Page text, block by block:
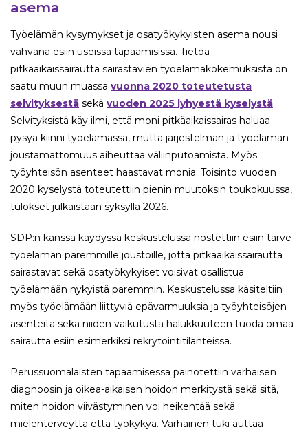
asema
Työelämän kysymykset ja osatyökykyisten asema nousi
vahvana esiin useissa tapaamisissa. Tietoa
pitkäaikaissairautta sairastavien työelämäkokemuksista on
saatu muun muassa vuonna 2020 toteutetusta
selvityksestä sekä vuoden 2025 lyhyestä kyselystä.
Selvityksistä käy ilmi, että moni pitkäaikaissairas haluaa
pysyä kiinni työelämässä, mutta järjestelmän ja työelämän
joustamattomuus aiheuttaa väliinputoamista. Myös
työyhteisön asenteet haastavat monia. Toisinto vuoden
2020 kyselystä toteutettiin pienin muutoksin toukokuussa,
tulokset julkaistaan syksyllä 2026.
SDP:n kanssa käydyssä keskustelussa nostettiin esiin tarve
työelämän paremmille joustoille, jotta pitkäaikaissairautta
sairastavat sekä osatyökykyiset voisivat osallistua
työelämään nykyistä paremmin. Keskustelussa käsiteltiin
myös työelämään liittyviä epävarmuuksia ja työyhteisöjen
asenteita sekä niiden vaikutusta halukkuuteen tuoda omaa
sairautta esiin esimerkiksi rekrytointitilanteissa.
Perussuomalaisten tapaamisessa painotettiin varhaisen
diagnoosin ja oikea-aikaisen hoidon merkitystä sekä sitä,
miten hoidon viivästyminen voi heikentää sekä
mielenterveyttä että työkykyä. Varhainen tuki auttaa